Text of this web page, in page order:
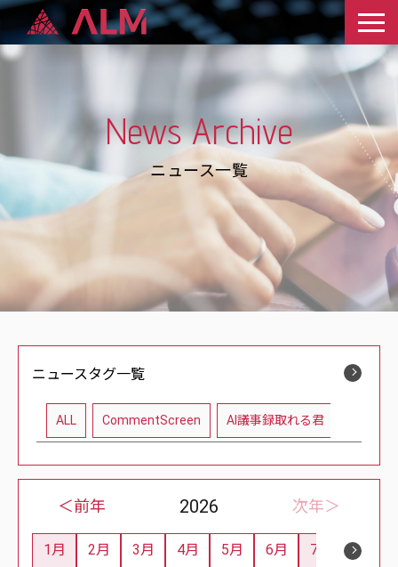
News Archive
ニュース一覧
ニュースタグ一覧
ALL CommentScreen AI議事録取れる君
＜前年 2026 次年＞
1月
2月
3月
4月
5月
6月
7月
8月